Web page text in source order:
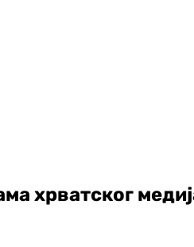
хрватског